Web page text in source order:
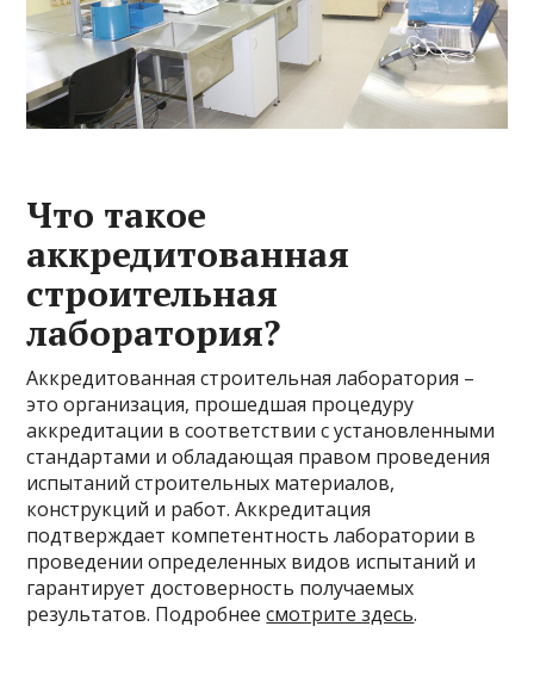
Что такое
аккредитованная
строительная
лаборатория?
Аккредитованная строительная лаборатория –
это организация, прошедшая процедуру
аккредитации в соответствии с установленными
стандартами и обладающая правом проведения
испытаний строительных материалов,
конструкций и работ. Аккредитация
подтверждает компетентность лаборатории в
проведении определенных видов испытаний и
гарантирует достоверность получаемых
результатов. Подробнеесмотрите здесь.